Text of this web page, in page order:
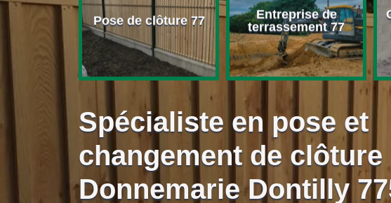
et
de
Pose de clôture 77
Entreprise de
terrassement 77
Spécialiste en pose et
changement de clôture
Donnemarie Dontilly